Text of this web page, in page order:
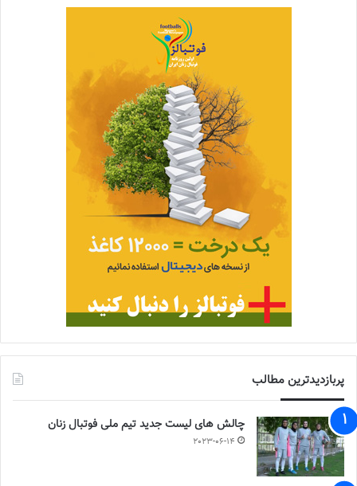
پربازدیدترین مطالب
چالش هاى ليست جدید تيم ملى فوتبال زنان
2023-06-14